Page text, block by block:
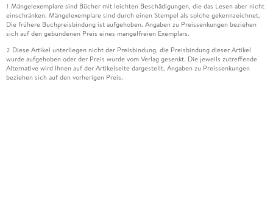
1 Mängelexemplare sind Bücher mit leichten Beschädigungen, die das Lesen aber nicht
einschränken. Mängelexemplare sind durch einen Stempel als solche gekennzeichnet.
Die frühere Buchpreisbindung ist aufgehoben. Angaben zu Preissenkungen beziehen
sich auf den gebundenen Preis eines mangelfreien Exemplars.
2 Diese Artikel unterliegen nicht der Preisbindung, die Preisbindung dieser Artikel
wurde aufgehoben oder der Preis wurde vom Verlag gesenkt. Die jeweils zutreffende
Alternative wird Ihnen auf der Artikelseite dargestellt. Angaben zu Preissenkungen
beziehen sich auf den vorherigen Preis.